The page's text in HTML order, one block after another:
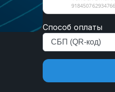
Способ оплаты